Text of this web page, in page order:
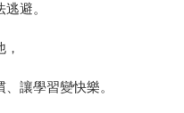
避。
讓學習變快樂。